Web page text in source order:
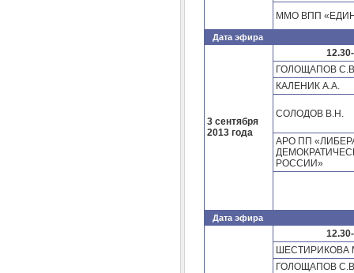
ММО ВПП
Дата эфира
3 сентября
2013 года
ГОЛОЩАПОВ
КАЛЕНИК А.А.
СОЛОДОВ В.Н.
АРО ПП
РОССИИ»
Дата эфира
ШЕСТИРИКОВА
ГОЛОЩАПОВ